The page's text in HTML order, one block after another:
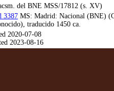
del BNE MSS/17812 (s. XV)
3387 MS: Madrid: Nacional (BNE)
traducido 1450 ca.
2020-07-08
2023-08-16